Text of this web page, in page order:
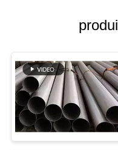
SITE
PRIVACY
POLICY